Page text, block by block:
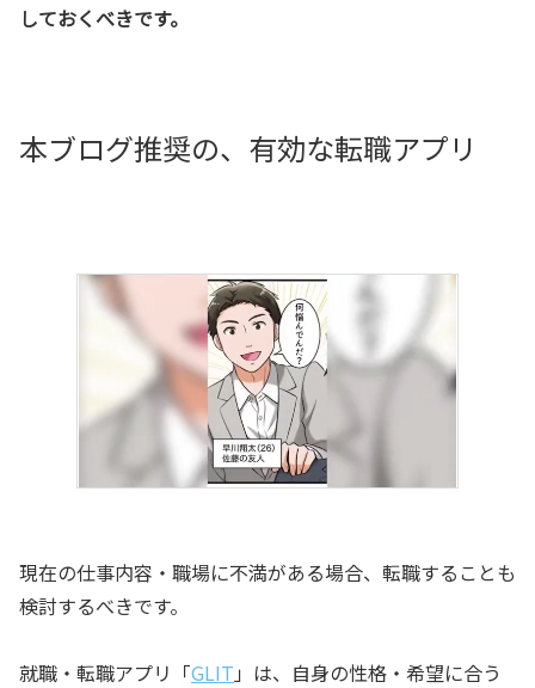
しておくべきです。
本ブログ推奨の、有効な転職アプリ
現在の仕事内容・職場に不満がある場合、転職することも
検討するべきです。
就職・転職アプリ「GLIT 」は、自身の性格・希望に合う